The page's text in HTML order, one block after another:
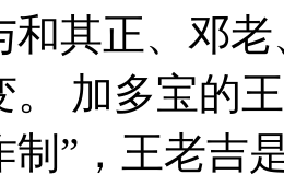
和其正、邓
。 加多宝的
制”，王老吉